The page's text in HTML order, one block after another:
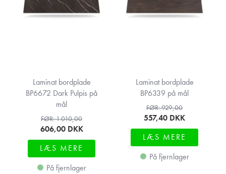
Laminat bordplade
BP6672 Dark Pulpis på
mål
FØR: 1.010,00
606,00 DKK
LÆS MERE
På fjernlager
Laminat bordplade
BP6339 på mål
FØR: 929,00
557,40 DKK
LÆS MERE
På fjernlager